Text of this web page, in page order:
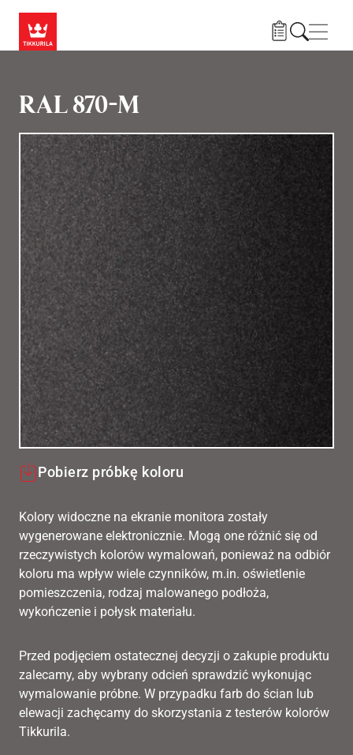
RAL 870-M
Pobierz próbkę koloru
Kolory widoczne na ekranie monitora zostały
wygenerowane elektronicznie. Mogą one różnić się od
rzeczywistych kolorów wymalowań, ponieważ na odbiór
koloru ma wpływ wiele czynników, m.in. oświetlenie
pomieszczenia, rodzaj malowanego podłoża,
wykończenie i połysk materiału.
Przed podjęciem ostatecznej decyzji o zakupie produktu
zalecamy, aby wybrany odcień sprawdzić wykonując
wymalowanie próbne. W przypadku farb do ścian lub
elewacji zachęcamy do skorzystania z testerów kolorów
Tikkurila.